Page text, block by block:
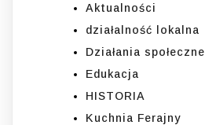
Aktualności
działalność lokalna
Działania społeczne
Edukacja
HISTORIA
Kuchnia Ferajny